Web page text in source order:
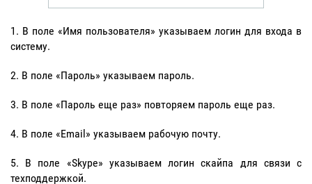
В поле «Имя пользователя» указываем логин для входа в
систему.
В поле «Пароль» указываем пароль.
В поле «Пароль еще раз» повторяем пароль еще раз.
В поле «Email» указываем рабочую почту.
В поле «Skype» указываем логин скайпа для связи с
техподдержкой.